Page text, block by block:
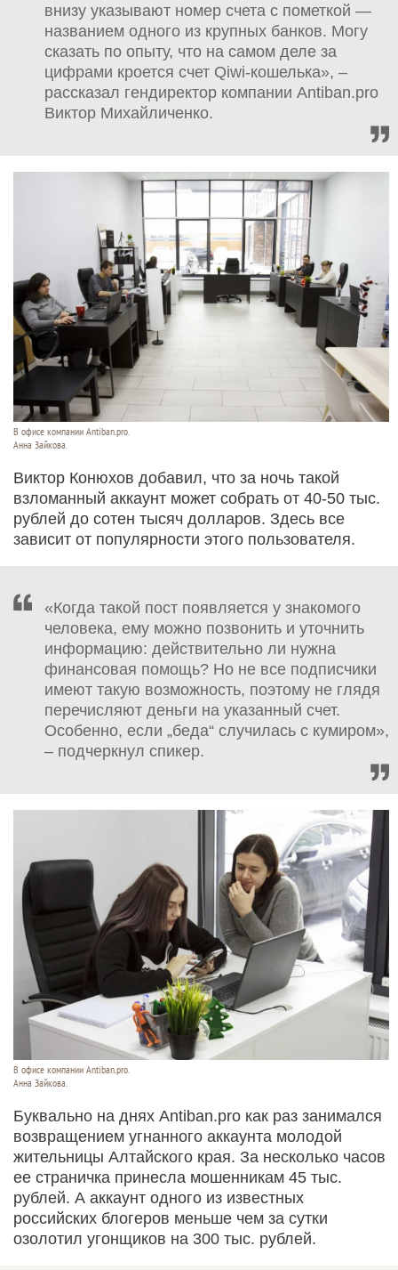
внизу указывают номер счета с пометкой —
названием одного из крупных банков. Могу
сказать по опыту, что на самом деле за
цифрами кроется счет Qiwi-кошелька», –
рассказал гендиректор компании Antiban.pro
Виктор Михайличенко.
В офисе компании Antiban.pro.
Анна Зайкова.
Виктор Конюхов добавил, что за ночь такой
взломанный аккаунт может собрать от 40-50 тыс.
рублей до сотен тысяч долларов. Здесь все
зависит от популярности этого пользователя.
«Когда такой пост появляется у знакомого
человека, ему можно позвонить и уточнить
информацию: действительно ли нужна
финансовая помощь? Но не все подписчики
имеют такую возможность, поэтому не глядя
перечисляют деньги на указанный счет.
Особенно, если „беда“ случилась с кумиром»,
– подчеркнул спикер.
В офисе компании Antiban.pro.
Анна Зайкова.
Буквально на днях Antiban.pro как раз занимался
возвращением угнанного аккаунта молодой
жительницы Алтайского края. За несколько часов
ее страничка принесла мошенникам 45 тыс.
рублей. А аккаунт одного из известных
российских блогеров меньше чем за сутки
озолотил угонщиков на 300 тыс. рублей.